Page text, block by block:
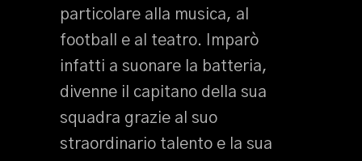
particolare alla musica, al
football e al teatro. Imparò
infatti a suonare la batteria,
divenne il capitano della sua
squadra grazie al suo
straordinario talento e la sua